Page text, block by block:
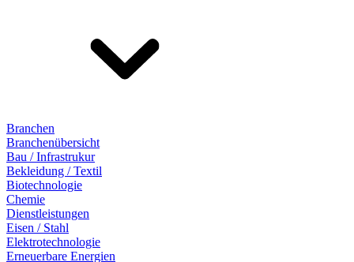
Branchen
Branchenübersicht
Bau / Infrastrukur
Bekleidung / Textil
Biotechnologie
Chemie
Dienstleistungen
Eisen / Stahl
Elektrotechnologie
Erneuerbare Energien